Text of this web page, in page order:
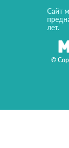
©
Сайт
лет.